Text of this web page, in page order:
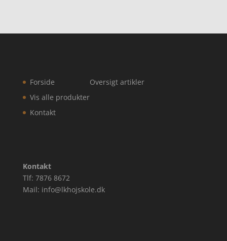
Forside
Vis alle produkter
Kontakt
Oversigt artikler
Kontakt
Tlf: 7876 8672
Mail: info@lkhojskole.dk